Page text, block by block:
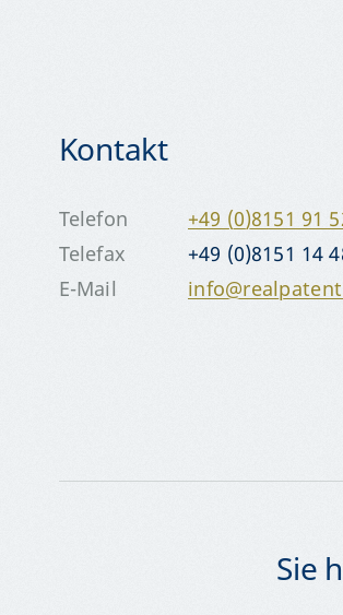
Kontakt
Telefon
+49 (0)8151 91
Telefax
+49 (0)8151 14
E-Mail
Sie